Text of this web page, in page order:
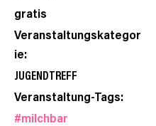
gratis
Veranstaltungskategor
ie:
JUGENDTREFF
Veranstaltung-Tags:
#milchbar